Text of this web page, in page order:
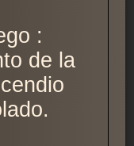
:
de la